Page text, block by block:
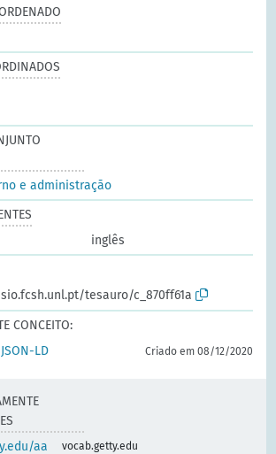
e administração
inglês
tesauro/c_870ff61a
CONCEITO:
JSON-LD Criado em 08/12/2020
aa
vocab.getty.edu